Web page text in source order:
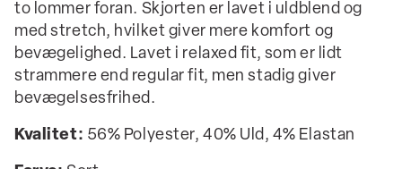
to lommer foran. Skjorten er lavet i uldblend og
med stretch, hvilket giver mere komfort og
bevægelighed. Lavet i relaxed fit, som er lidt
strammere end regular fit, men stadig giver
bevægelsesfrihed.
Kvalitet: 56% Polyester, 40% Uld, 4% Elastan